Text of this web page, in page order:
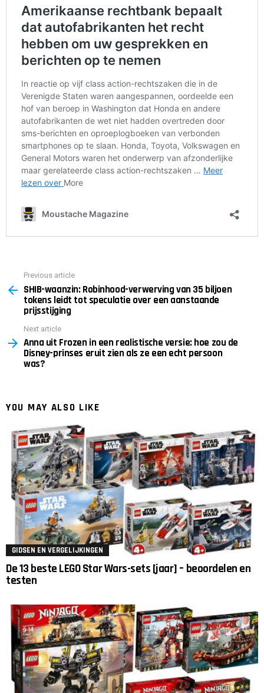
more
Previous article
SHIB-waanzin: Robinhood-verwerving van 35 biljoen
tokens leidt tot speculatie over een aanstaande
prijsstijging
Next article
Anna uit Frozen in een realistische versie: hoe zou de
Disney-prinses eruit zien als ze een echt persoon
was?
YOU MAY ALSO LIKE
GIDSEN EN VERGELIJKINGEN
De 13 beste LEGO Star Wars-sets [jaar] – beoordelen en
testen